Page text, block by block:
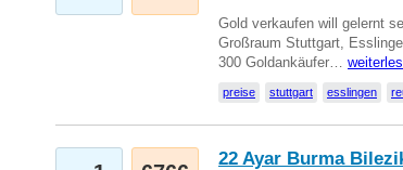
Gold verkaufen will gelernt
Großraum Stuttgart,
300 Goldankäufer…
preise stuttgart esslingen
22 Ayar Burma